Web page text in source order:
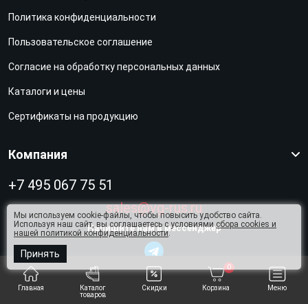
Главная
Каталог
товаров
Скидки Корзина
0
Меню
Политика конфиденциальности
Пользовательское соглашение
Согласие на обработку персональных данных
Каталоги и цены
Сертификаты на продукцию
Компания
+7 495 067 75 51
sales@vg-rus.ru
Напишите нам в мессенджер
Мы принимаем к оплате
Мы используем cookie-файлы, чтобы повысить удобство сайта.
Используя наш сайт, вы соглашаетесь с условиями сбора cookies и
нашей политикой конфиденциальности.
Принять